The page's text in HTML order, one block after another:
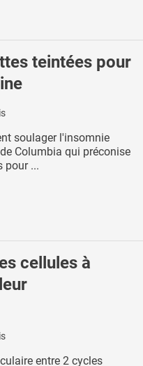
teintées pour
soulager l'insomnie
Columbia qui préconise
pour ...
cellules à
entre 2 cycles